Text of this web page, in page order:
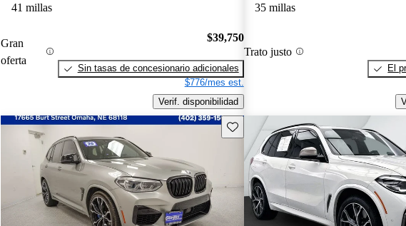
41 millas
Gran
oferta
$39,750
Sin tasas de concesionario adicionales
$776/mes est.
Verif. disponibilidad
35 millas
Trato justo
El
Guarda este Aviso